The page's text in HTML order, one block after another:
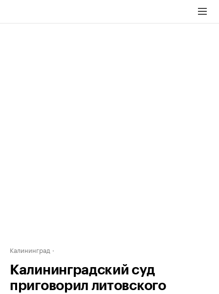
Калининград
Калининградский суд
приговорил литовского